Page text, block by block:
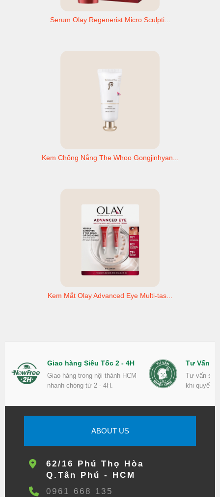
Serum Olay Regenerist Micro Sculpti...
Kem Chống Nắng The Whoo Gongjinhyan...
Kem Mắt Olay Advanced Eye Multi-tas...
Giao hàng Siêu Tốc 2 - 4H
Giao hàng trong nội thành HCM
nhanh chóng từ 2 - 4H.
Tư Vấn
Tư vấn
khi quyết
ABOUT US
62/16 Phú Thọ Hòa
Q.Tân Phú - HCM
0961 668 135